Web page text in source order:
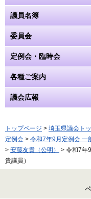
議員名簿
委員会
定例会・臨時会
各種ご案内
議会広報
トップページ > 埼玉県議会ト
定例会 > 令和7年9月定例会 一
> 安藤友貴（公明）
> 令和7年
貴議員）